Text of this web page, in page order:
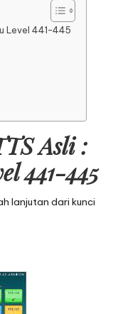
Level 441-445
Asli :
441-445
lanjutan dari kunci